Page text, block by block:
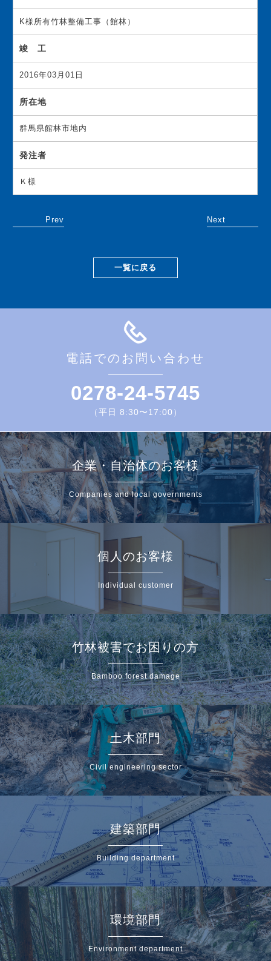
K様所有竹林整備工事（館林）
竣 工
2016年03月01日
所在地
群馬県館林市地内
発注者
Ｋ様
Prev Next
一覧に戻る
電話でのお問い合わせ
0278-24-5745
（平日 8:30〜17:00）
企業・自治体のお客様
Companies and local governments
個人のお客様
Individual customer
竹林被害でお困りの方
Bamboo forest damage
土木部門
Civil engineering sector
建築部門
Building department
環境部門
Environment department